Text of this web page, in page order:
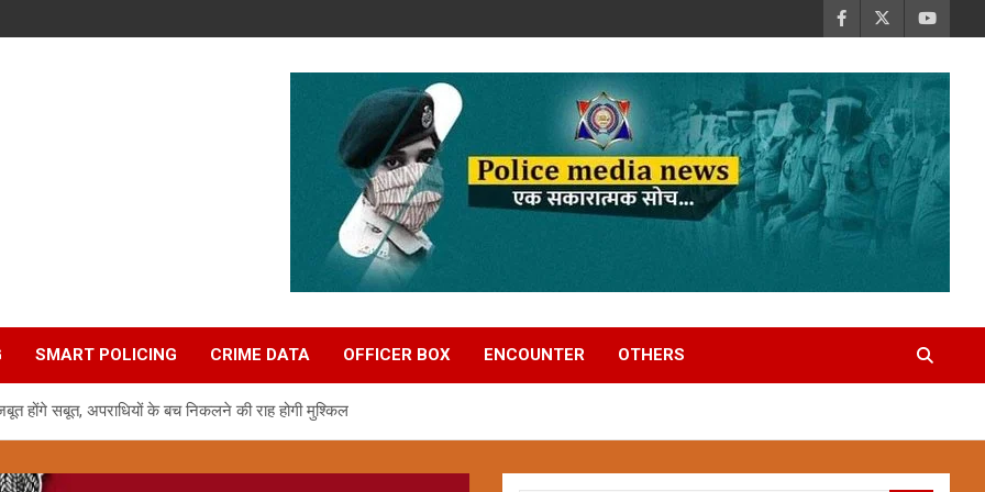
SMART POLICING CRIME DATA OFFICER BOX ENCOUNTER OTHERS
होंगे सबूत, अपराधियों के बच निकलने की राह होगी मुश्किल